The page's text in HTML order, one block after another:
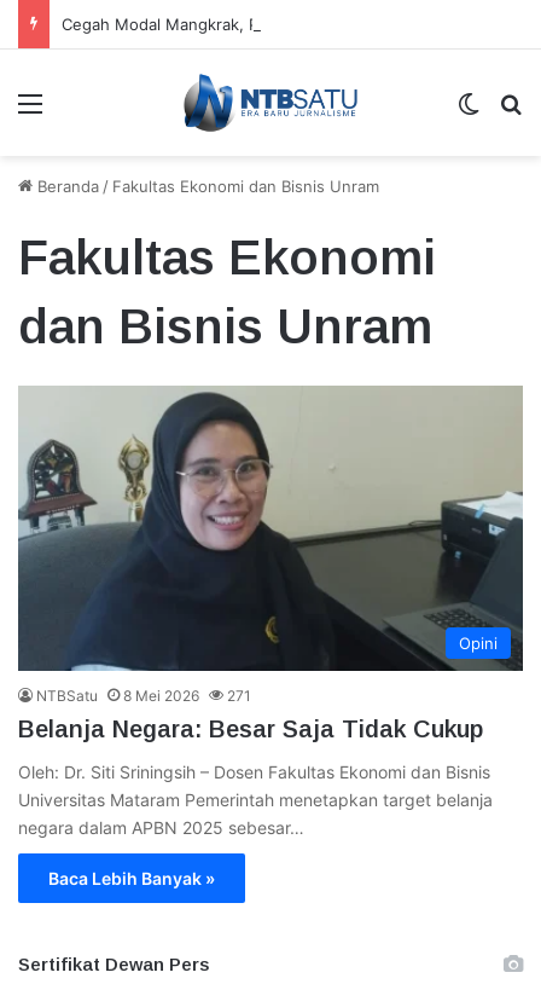
Menu
Beranda / Fakultas Ekonomi dan Bisnis Unram
Fakultas Ekonomi
dan Bisnis Unram
Opini
NTBSatu 8 Mei 2026 271
Belanja Negara: Besar Saja Tidak Cukup
Oleh: Dr. Siti Sriningsih – Dosen Fakultas Ekonomi dan Bisnis
Universitas Mataram Pemerintah menetapkan target belanja
negara dalam APBN 2025 sebesar…
Baca Lebih Banyak »
Sertifikat Dewan Pers